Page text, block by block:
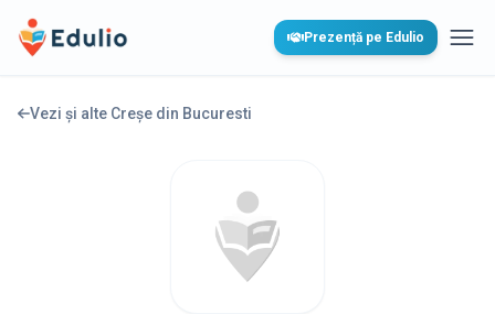
Edulio Prezență pe Edulio
Vezi și alte Creșe din Bucuresti